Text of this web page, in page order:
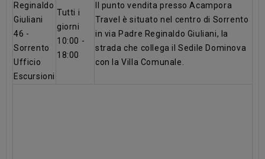
Reginaldo
Giuliani
46 -
Sorrento
Ufficio
Escursioni
Tutti i
giorni
10:00 -
18:00
Il punto vendita presso Acampora
Travel è situato nel centro di Sorrento
in via Padre Reginaldo Giuliani, la
strada che collega il Sedile Dominova
con la Villa Comunale.